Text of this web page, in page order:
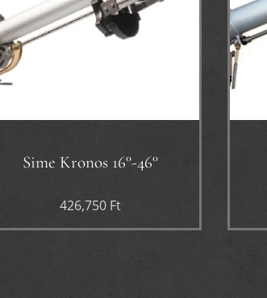
Sime Kronos 16°-46°
426,750Ft